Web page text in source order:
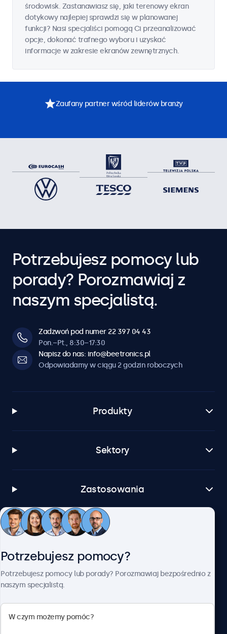
środowisk. Zastanawiasz się, jaki terenowy ekran
dotykowy najlepiej sprawdzi się w planowanej
funkcji? Nasi specjaliści pomogą Ci przeanalizować
opcje, dokonać trafnego wyboru i uzyskać
informacje w zakresie ekranów zewnętrznych.
Zaufany partner wśród liderów branży
Potrzebujesz pomocy lub
porady? Porozmawiaj z
naszym specjalistą.
Zadzwoń pod numer 22 397 04 43
Pon.–Pt., 8:30–17:30
Napisz do nas: info@beetronics.pl
Odpowiadamy w ciągu 2 godzin roboczych
Produkty
Sektory
Zastosowania
Obsługa klienta
Potrzebujesz pomocy?
Potrzebujesz pomocy lub porady? Porozmawiaj bezpośrednio z
naszym specjalistą.